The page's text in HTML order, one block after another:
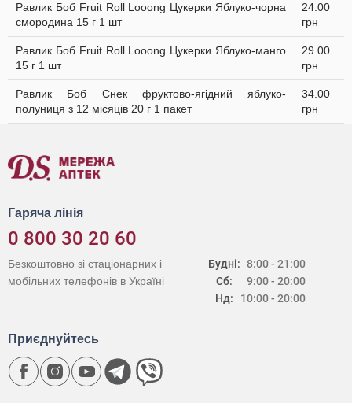
Равлик Боб Fruit Roll Looong Цукерки Яблуко-чорна
смородина 15 г 1 шт
24.00
грн
Равлик Боб Fruit Roll Looong Цукерки Яблуко-манго
15 г 1 шт
29.00
грн
Равлик Боб Снек фруктово-ягідний яблуко-
полуниця з 12 місяців 20 г 1 пакет
34.00
грн
Гаряча лінія
0 800 30 20 60
Будні:
Сб:
Нд:
8:00 - 21:00
9:00 - 20:00
10:00 - 20:00
Безкоштовно зі стаціонарних і
мобільних телефонів в Україні
Приєднуйтесь